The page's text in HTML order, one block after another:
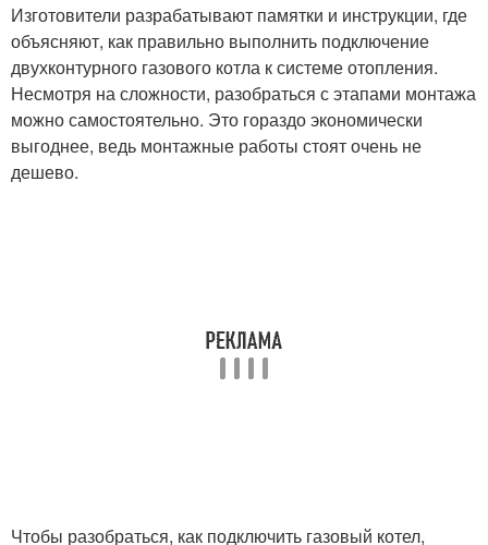
Изготовители разрабатывают памятки и инструкции, где
объясняют, как правильно выполнить подключение
двухконтурного газового котла к системе отопления.
Несмотря на сложности, разобраться с этапами монтажа
можно самостоятельно. Это гораздо экономически
выгоднее, ведь монтажные работы стоят очень не
дешево.
Чтобы разобраться, как подключить газовый котел,